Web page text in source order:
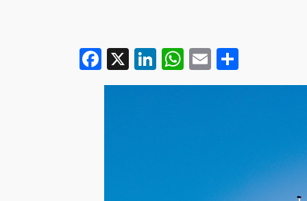
Facebook
X LinkedIn
WhatsApp
Email